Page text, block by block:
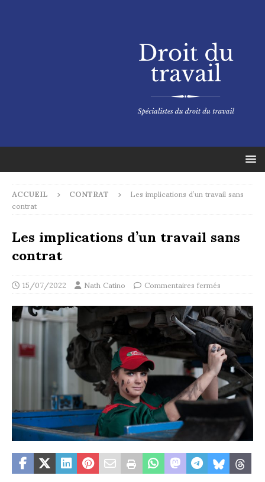
ACCUEIL CONTRAT Les implications d’un travail sans
contrat
Les implications d’un travail sans
contrat
15/07/2022 Nath Catino Commentaires fermés